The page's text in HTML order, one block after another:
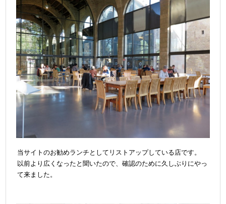
当サイトのお勧めランチとしてリストアップしている店です。
以前より広くなったと聞いたので、確認のために久しぶりにやっ
て来ました。